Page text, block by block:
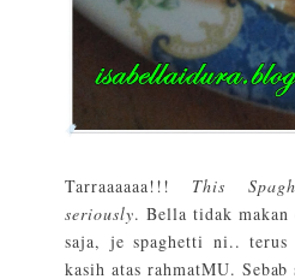
Tarraaaaaa!!! This
seriously. Bella tidak
saja, je spaghetti ni..
kasih atas rahmatMU. Sebab